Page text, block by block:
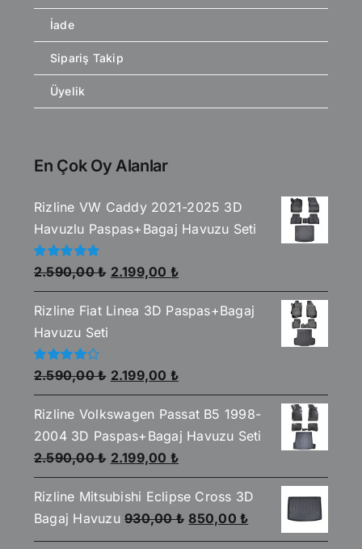
İade
Sipariş Takip
Üyelik
En Çok Oy Alanlar
Rizline VW Caddy 2021-2025 3D
Havuzlu Paspas+Bagaj Havuzu Seti
5
üzerinden
5.00oy aldı
2.590,00₺ Orijinal
fiyat:
2.590,00 ₺.
2.199,00 ₺Şu
andaki
fiyat:
Rizline Fiat Linea 3D Paspas+Bagaj
Havuzu Seti
5
üzerinden
4.00oy
aldı
2.590,00₺ Orijinal
fiyat:
2.590,00 ₺.
2.199,00 ₺Şu
andaki
fiyat:
2.199,00 ₺.
Rizline Volkswagen Passat B5 1998-
2004 3D Paspas+Bagaj Havuzu Seti
2.590,00₺ Orijinal
fiyat:
2.590,00 ₺.
2.199,00 ₺Şu
andaki
fiyat:
2.199,00 ₺.
Rizline Mitsubishi Eclipse Cross 3D
Bagaj Havuzu 930,00₺ Orijinal
fiyat:
850,00 ₺Şu
andaki